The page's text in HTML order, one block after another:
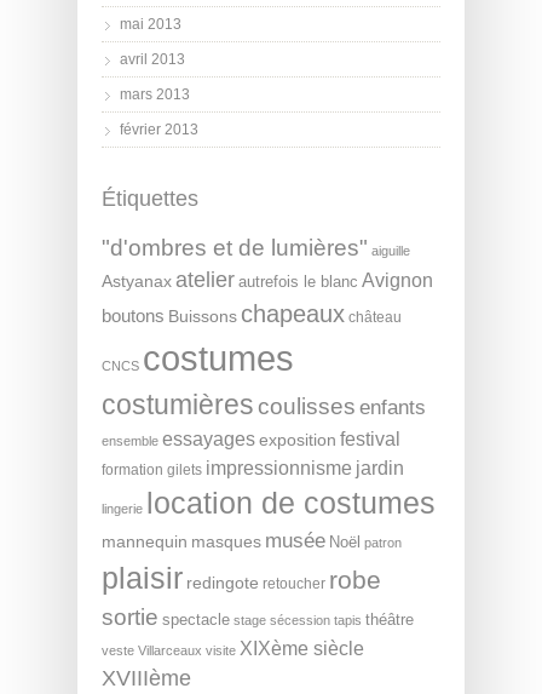
mai 2013
avril 2013
mars 2013
février 2013
Étiquettes
"d'ombres et de lumières" aiguille
Astyanax atelier autrefois le blanc Avignon
boutons Buissons chapeaux château
CNCS costumes
costumières coulisses enfants
ensemble essayagesexposition festival
formation gilets impressionnisme jardin
lingerie location de costumes
mannequin masques musée Noël patron
plaisir redingote retoucher robe
sortie spectacle stage sécession tapis théâtre
veste Villarceaux visite XIXème siècle
XVIIIème